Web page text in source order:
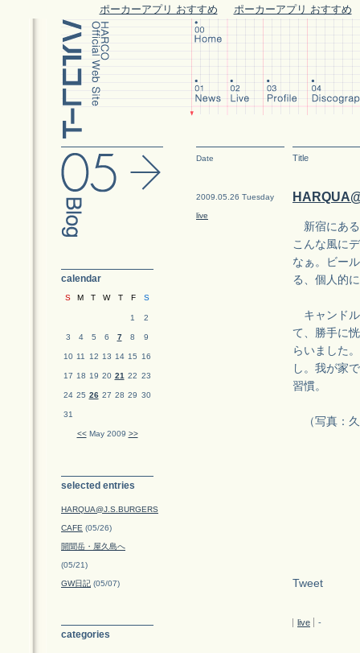
ポーカーアプリ おすすめ ポーカーアプリ おすすめ
Date Title
2009.05.26 Tuesday
live
新宿にある
こんな風に
なぁ。ビー
る、個人的
キャンドル
て、勝手に
らいました
し。我が家
習慣。
（写真：
Tweet
live -
calendar
S M T W T F S
1 2
3 4 5 6 7 8 9
10 11 12 13 14 15 16
17 18 19 20 21 22 23
24 25 26 27 28 29 30
31
<<May 2009 >>
selected entries
HARQUA@J.S.BURGERS
CAFE (05/26)
開聞岳・屋久島へ
(05/21)
GW日記 (05/07)
categories